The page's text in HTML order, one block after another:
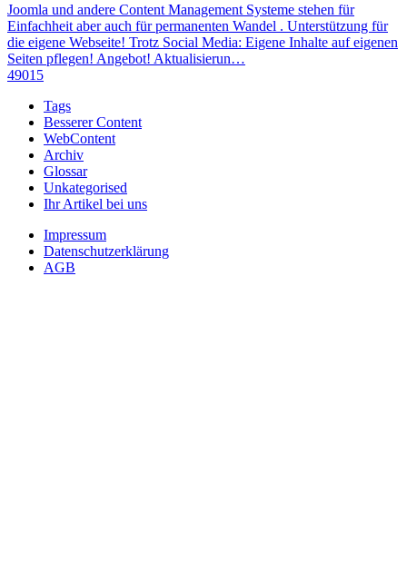
Joomla und andere Content Management Systeme stehen für
Einfachheit aber auch für permanenten Wandel . Unterstützung für
die eigene Webseite! Trotz Social Media: Eigene Inhalte auf eigenen
Seiten pflegen! Angebot! Aktualisierun…
49015
Tags
Besserer Content
WebContent
Archiv
Glossar
Unkategorised
Ihr Artikel bei uns
Impressum
Datenschutzerklärung
AGB